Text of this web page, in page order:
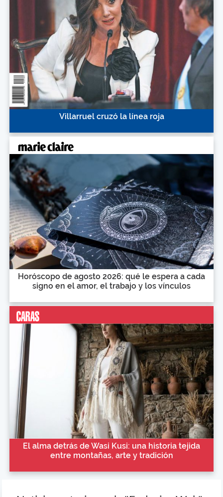
Villarruel cruzó la línea roja
Horóscopo de agosto 2026: qué le espera a cada
signo en el amor, el trabajo y los vínculos
El alma detrás de Wasi Kusi: una historia tejida
entre montañas, arte y tradición